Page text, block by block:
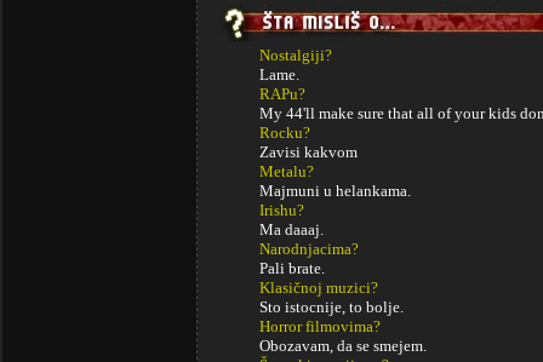
Nostalgiji?
Lame.
RAPu?
My 44'll make sure that all of your kids
Rocku?
Zavisi kakvom
Metalu?
Majmuni u helankama.
Irishu?
Ma daaaj.
Narodnjacima?
Pali brate.
Klasičnoj muzici?
Sto istocnije, to bolje.
Horror filmovima?
Obozavam, da se smejem.